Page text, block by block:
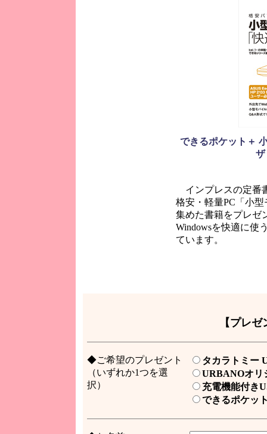
できるポケット＋
インプレスの定番
格安・軽量PC「小
集めた書籍をプレゼ
Windowsを快適に使
ています。
【プレ
◆ご希望のプレゼント
（いずれか1つを選
択）
タカラトミー
URBANOオリ
充電機能付き
できるポケッ